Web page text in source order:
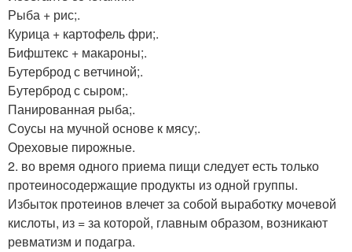
Рыба + рис;.
Курица + картофель фри;.
Бифштекс + макароны;.
Бутерброд с ветчиной;.
Бутерброд с сыром;.
Панированная рыба;.
Соусы на мучной основе к мясу;.
Ореховые пирожные.
2. во время одного приема пищи следует есть только
протеиносодержащие продукты из одной группы.
Избыток протеинов влечет за собой выработку мочевой
кислоты, из = за которой, главным образом, возникают
ревматизм и подагра.